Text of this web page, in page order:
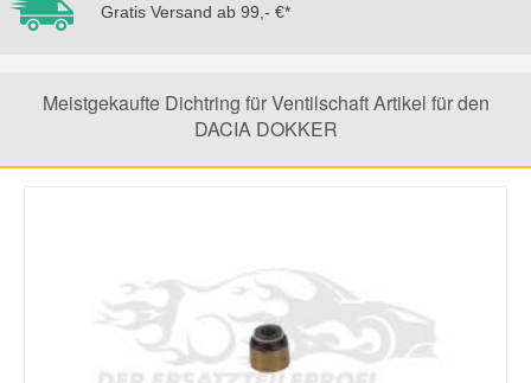
Gratis Versand ab 99,- €*
Meistgekaufte Dichtring für Ventilschaft Artikel für den
DACIA DOKKER
Jeep Ersatzteile
Kia Ersatzteile
Lancia Ersatzteile
Mercedes Ersatzteile
Mini Ersatzteile